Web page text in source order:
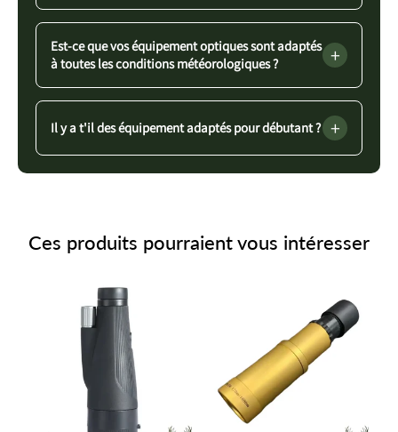
Est-ce que vos équipement optiques sont adaptés
à toutes les conditions météorologiques ?
+
Il y a t'il des équipement adaptés pour débutant ? +
Ces produits pourraient vous intéresser